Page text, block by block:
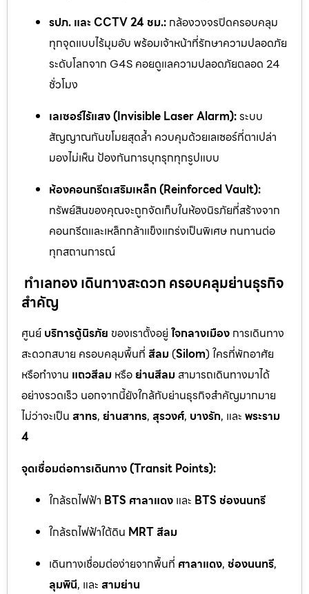
รปภ. และ CCTV 24 ชม.: กล้องวงจรปิดครอบคลุม
ทุกจุดแบบไร้มุมอับ พร้อมเจ้าหน้าที่รักษาความปลอดภัย
ระดับโลกจาก G4S คอยดูแลความปลอดภัยตลอด 24
ชั่วโมง
เลเซอร์ไร้แสง (Invisible Laser Alarm):ระบบ
สัญญาณกันขโมยสุดล้ำ ควบคุมด้วยเลเซอร์ที่ตาเปล่า
มองไม่เห็น ป้องกันการบุกรุกทุกรูปแบบ
ห้องคอนกรีตเสริมเหล็ก (Reinforced Vault):
ทรัพย์สินของคุณจะถูกจัดเก็บในห้องนิรภัยที่สร้างจาก
คอนกรีตและเหล็กกล้าแข็งแกร่งเป็นพิเศษ ทนทานต่อ
ทุกสถานการณ์
ทำเลทอง เดินทางสะดวก ครอบคลุมย่านธุรกิจ
สำคัญ
ศูนย์ บริการตู้นิรภัย ของเราตั้งอยู่ ใจกลางเมือง การเดินทาง
สะดวกสบาย ครอบคลุมพื้นที่ สีลม(Silom) ใครที่พักอาศัย
หรือทำงาน แถวสีลม หรือย่านสีลม สามารถเดินทางมาได้
อย่างรวดเร็ว นอกจากนี้ยังใกล้กับย่านธุรกิจสำคัญมากมาย
ไม่ว่าจะเป็น สาทร, ย่านสาทร, สุรวงศ์, บางรัก, และ พระราม
4
จุดเชื่อมต่อการเดินทาง (Transit Points):
ใกล้รถไฟฟ้า BTS ศาลาแดง และ BTS ช่องนนทรี
ใกล้รถไฟฟ้าใต้ดิน MRT สีลม
เดินทางเชื่อมต่อง่ายจากพื้นที่ ศาลาแดง, ช่องนนทรี,
ลุมพินี, และ สามย่าน